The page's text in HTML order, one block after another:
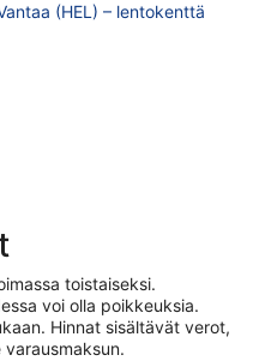
(HEL) – lentokenttä
toistaiseksi.
voi olla poikkeuksia.
Hinnat sisältävät verot,